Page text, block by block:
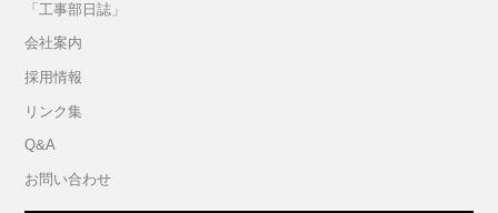
「工事部日誌」
会社案内
採用情報
リンク集
Q&A
お問い合わせ